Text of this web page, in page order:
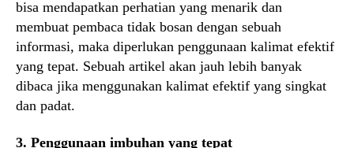
bisa mendapatkan perhatian yang menarik dan
membuat pembaca tidak bosan dengan sebuah
informasi, maka diperlukan penggunaan kalimat efektif
yang tepat. Sebuah artikel akan jauh lebih banyak
dibaca jika menggunakan kalimat efektif yang singkat
dan padat.
3. Penggunaan imbuhan yang tepat